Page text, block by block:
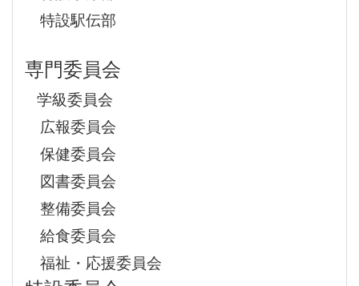
特設駅伝部
専門委員会
学級委員会
広報委員会
保健委員会
図書委員会
整備委員会
給食委員会
福祉・応援委員会